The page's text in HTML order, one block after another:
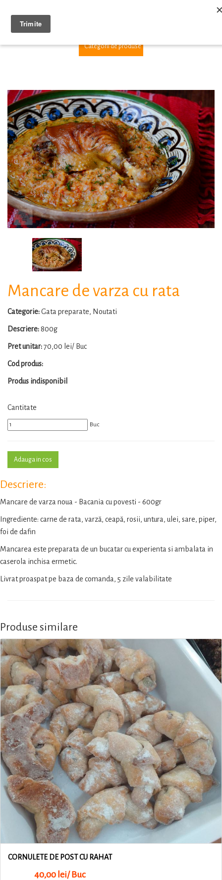
Categorii de produse
Mancare de varza cu rata
Categorie:Gata preparate, Noutati
Descriere:800g
Pret unitar:70,00 lei/ Buc
Cod produs:
Produs indisponibil
Cantitate
Buc
Descriere:
Mancare de varza noua - Bacania cu povesti - 600gr
Ingrediente: carne de rata, varză, ceapă, rosii, untura, ulei, sare, piper,
foi de dafin
Mancarea este preparata de un bucatar cu experienta si ambalata in
caserola inchisa ermetic.
Livrat proaspat pe baza de comanda, 5 zile valabilitate
Produse similare
CORNULETE DE POST CU RAHAT
40,00 lei/ Buc